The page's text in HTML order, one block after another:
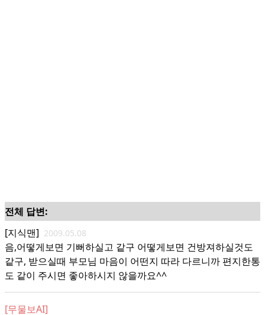
전체 답변:
[지식맨] 2009.05.08
음,어떻게보면 기뻐하실고 같구 어떻게보면 건방져하실것도
같구, 받으실때 부모님 마음이 어떤지 따라 다르니까 편지한통
도 같이 주시면 좋아하시지 않을까요^^
[무물보AI]